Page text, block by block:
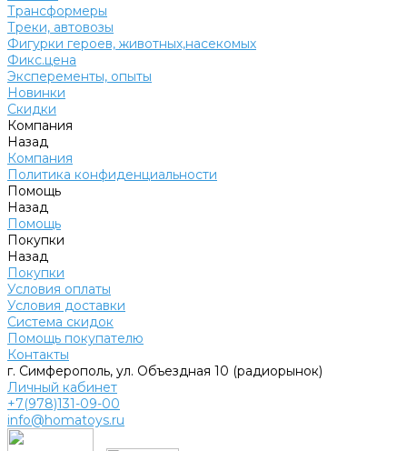
Трансформеры
Треки, автовозы
Фигурки героев, животных,насекомых
Фикс.цена
Эксперементы, опыты
Новинки
Скидки
Компания
Назад
Компания
Политика конфиденциальности
Помощь
Назад
Помощь
Покупки
Назад
Покупки
Условия оплаты
Условия доставки
Система скидок
Помощь покупателю
Контакты
г. Симферополь, ул. Объездная 10 (радиорынок)
Личный кабинет
+7(978)131-09-00
info@homatoys.ru